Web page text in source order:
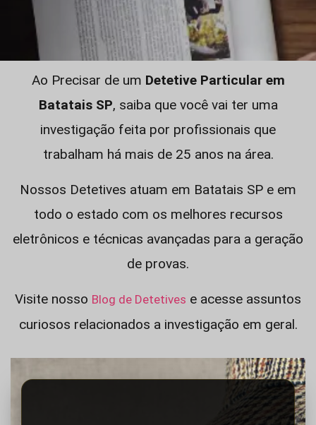
Ao Precisar de um Detetive Particular em
Batatais SP, saiba que você vai ter uma
investigação feita por profissionais que
trabalham há mais de 25 anos na área.
Nossos Detetives atuam em Batatais SP e em
todo o estado com os melhores recursos
eletrônicos e técnicas avançadas para a geração
de provas.
Visite nosso Blog de Detetives e acesse assuntos
curiosos relacionados a investigação em geral.